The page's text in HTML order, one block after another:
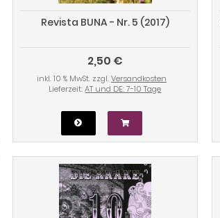
Revista BUNA - Nr. 5 (2017)
2,50 €
inkl. 10 % MwSt. zzgl.Versandkosten
Lieferzeit:AT und DE: 7-10 Tage